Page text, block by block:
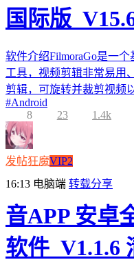
国际版
软件介绍FilmoraGo是一
工具，视频剪辑非常易用
剪辑，可旋转并裁剪视频
#Android
8
23 1.4k
发帖狂魔VIP2
16:13 电脑端 转载分享
音APP 安卓
软件_V1.1.6